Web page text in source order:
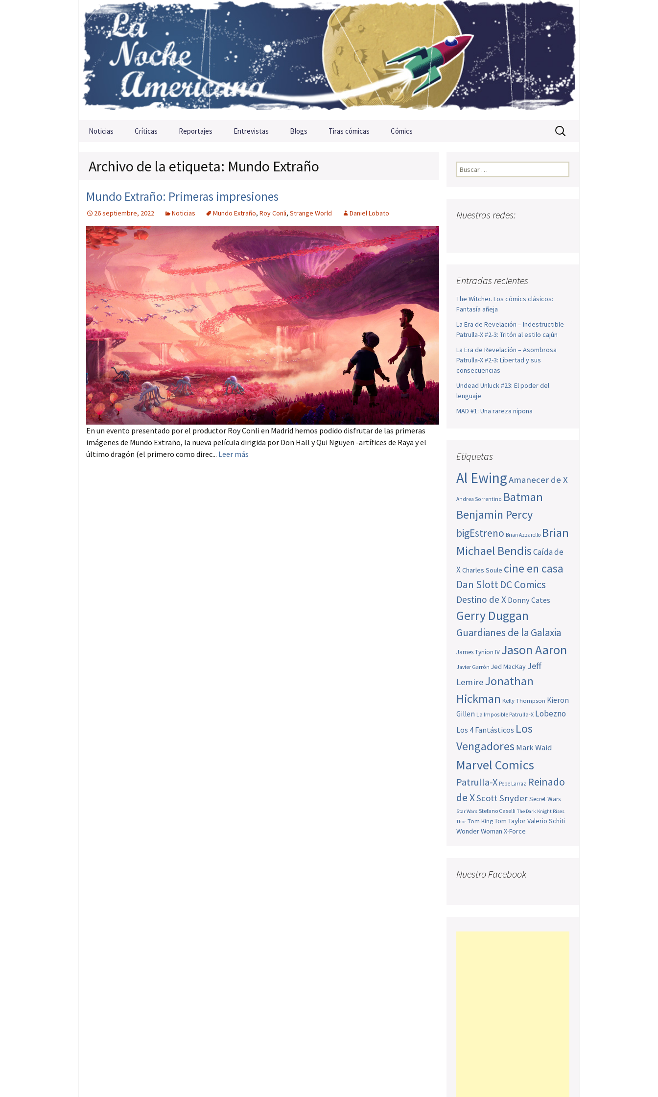
Saltar al contenido
Noticias Críticas Reportajes Entrevistas Blogs Tiras cómicas Cómics Buscar:
Archivo de la etiqueta: Mundo Extraño
Mundo Extraño: Primeras impresiones
26 septiembre, 2022 Noticias Mundo Extraño, Roy Conli, Strange World Daniel Lobato
En un evento presentado por el productor Roy Conli en Madrid hemos podido disfrutar de las primeras
imágenes de Mundo Extraño, la nueva película dirigida por Don Hall y Qui Nguyen -artífices de Raya y el
último dragón (el primero como direc... Leer más
Buscar:
Nuestras redes:
Entradas recientes
The Witcher. Los cómics clásicos:
Fantasía añeja
La Era de Revelación – Indestructible
Patrulla-X #2-3: Tritón al estilo cajún
La Era de Revelación – Asombrosa
Patrulla-X #2-3: Libertad y sus
consecuencias
Undead Unluck #23: El poder del
lenguaje
MAD #1: Una rareza nipona
Etiquetas
Al EwingAmanecer de X
Andrea Sorrentino Batman
Benjamin Percy
bigEstreno Brian Azzarello Brian
Michael BendisCaída de
XCharles Soule cine en casa
Dan SlottDC Comics
Destino de X Donny Cates
Gerry Duggan
Guardianes de la Galaxia
James Tynion IV Jason Aaron
Javier Garrón Jed MacKay Jeff
LemireJonathan
Hickman Kelly Thompson Kieron
Gillen La Imposible Patrulla-X Lobezno
Los 4 Fantásticos Los
Vengadores Mark Waid
Marvel Comics
Patrulla-X Pepe Larraz Reinado
de XScott SnyderSecret Wars
Star Wars Stefano Caselli The Dark Knight Rises
Thor Tom King Tom TaylorValerio Schiti
Wonder Woman X-Force
Nuestro Facebook